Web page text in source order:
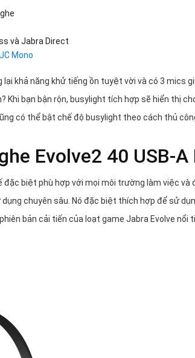
và Jabra Direct
Mono
lại khả năng khử tiếng ồn tuyệt vời và có 3 mics
Khi bạn bận rộn, busylight tích hợp sẽ hiển thị
có thể bật chế độ busylight theo cách thủ
Evolve2 40 USB-A
đặc biệt phù hợp với mọi môi trường làm việc và
chuyên sâu. Nó đặc biệt thích hợp để sử
bản cải tiến của loạt game Jabra Evolve nổi